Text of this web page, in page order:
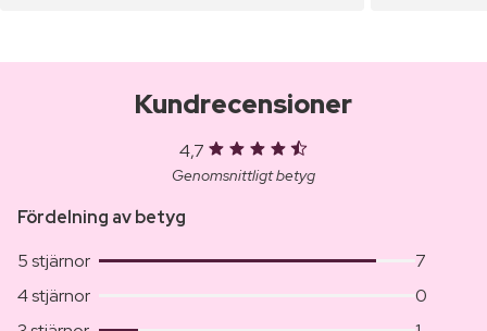
Kundrecensioner
4,7
Genomsnittligt betyg
Fördelning av betyg
5 stjärnor
7
4 stjärnor
0